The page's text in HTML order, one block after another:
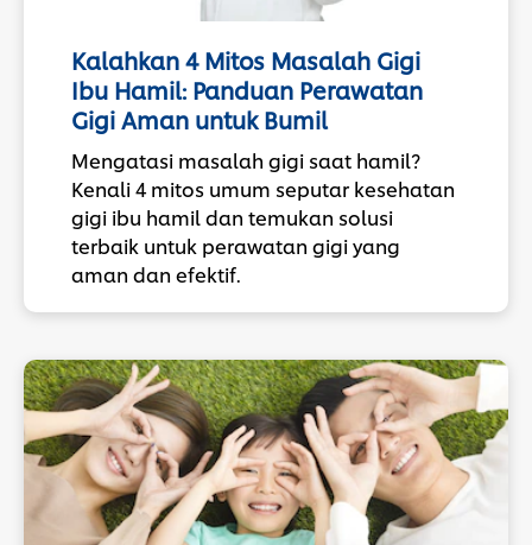
Kalahkan 4 Mitos Masalah Gigi
Ibu Hamil: Panduan Perawatan
Gigi Aman untuk Bumil
Mengatasi masalah gigi saat hamil?
Kenali 4 mitos umum seputar kesehatan
gigi ibu hamil dan temukan solusi
terbaik untuk perawatan gigi yang
aman dan efektif.